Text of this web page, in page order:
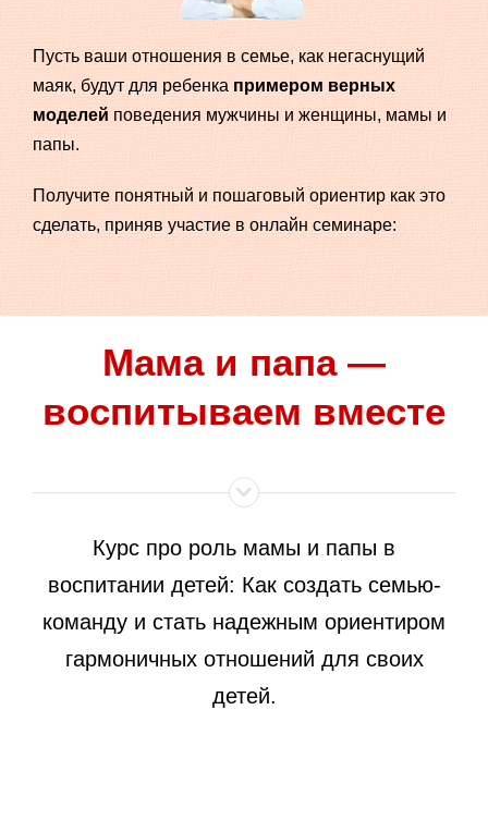
Пусть ваши отношения в семье, как негаснущий
маяк, будут для ребенка примером верных
моделей поведения мужчины и женщины, мамы и
папы.
Получите понятный и пошаговый ориентир как это
сделать, приняв участие в онлайн семинаре:
Мама и папа —
воспитываем вместе
Курс про роль мамы и папы в
воспитании детей: Как создать семью-
команду и стать надежным ориентиром
гармоничных отношений для своих
детей.